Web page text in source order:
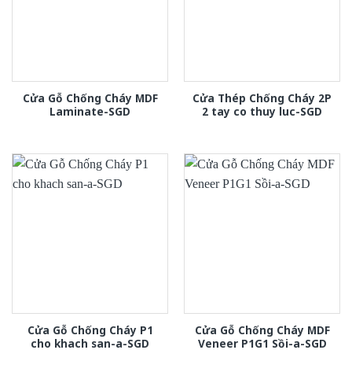
Cửa Gỗ Chống Cháy MDF
Laminate-SGD
Cửa Thép Chống Cháy 2P
2 tay co thuy luc-SGD
Cửa Gỗ Chống Cháy P1
cho khach san-a-SGD
Cửa Gỗ Chống Cháy MDF
Veneer P1G1 Sồi-a-SGD